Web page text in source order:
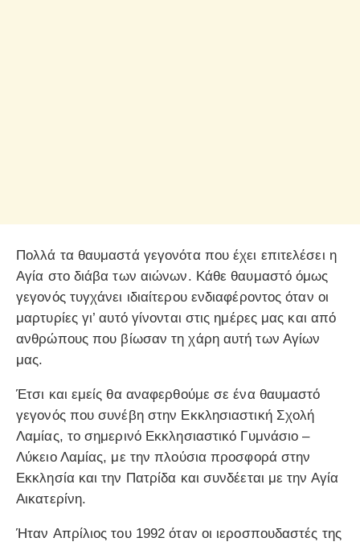
Πολλά τα θαυμαστά γεγονότα που έχει επιτελέσει η
Αγία στο διάβα των αιώνων. Κάθε θαυμαστό όμως
γεγονός τυγχάνει ιδιαίτερου ενδιαφέροντος όταν οι
μαρτυρίες γι’ αυτό γίνονται στις ημέρες μας και από
ανθρώπους που βίωσαν τη χάρη αυτή των Αγίων
μας.
Έτσι και εμείς θα αναφερθούμε σε ένα θαυμαστό
γεγονός που συνέβη στην Εκκλησιαστική Σχολή
Λαμίας, το σημερινό Εκκλησιαστικό Γυμνάσιο –
Λύκειο Λαμίας, με την πλούσια προσφορά στην
Εκκλησία και την Πατρίδα και συνδέεται με την Αγία
Αικατερίνη.
Ήταν Απρίλιος του 1992 όταν οι ιεροσπουδαστές της